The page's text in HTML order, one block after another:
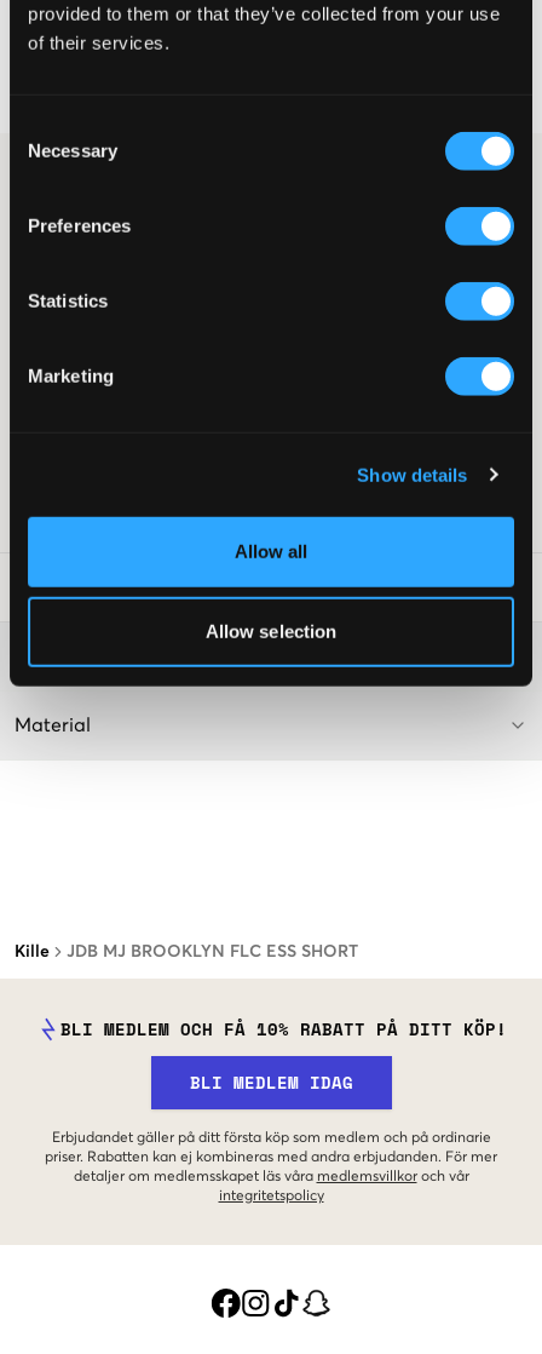
provided to them or that they’ve collected from your use
of their services.
Selection
Necessary
Preferences
Statistics
Marketing
Show details
Allow all
Allow selection
Kille JDB MJ BROOKLYN FLC ESS SHORT
Fri frakt på beställningar över 699 kr
Grå mjukisshorts från Nike Jordan med en sportig och bekväm
passform som ger en avslappnad känsla. Perfekta för både
träning och vardagliga aktiviteter. Märkets logga är broderad
Mjukisshorts
Brodyr
Art.nr:141891-002
Tvättråd:
Material
BLI MEDLEM OCH FÅ 10% RABATT PÅ DITT KÖP!
BLI MEDLEM IDAG
Erbjudandet gäller på ditt första köp som medlem och på ordinarie
priser. Rabatten kan ej kombineras med andra erbjudanden. För mer
detaljer om medlemsskapet läs våra medlemsvillkor och vår
integritetspolicy